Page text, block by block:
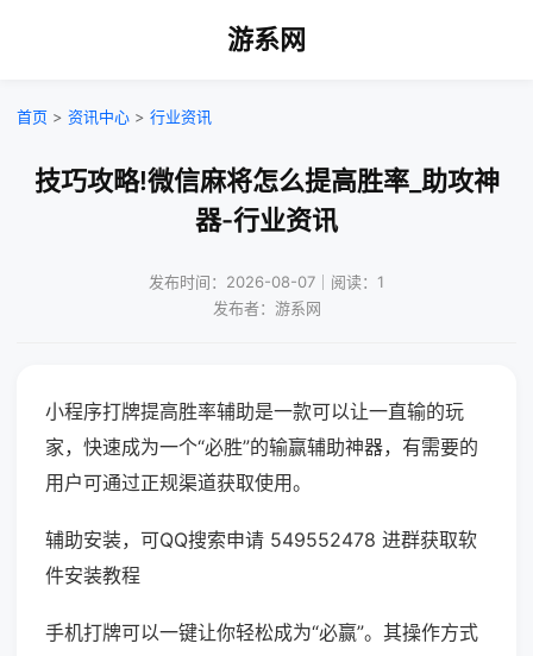
游系网
首页 > 资讯中心 > 行业资讯
技巧攻略!微信麻将怎么提高胜率_助攻神
器-行业资讯
发布时间：2026-08-07｜阅读：1
发布者：游系网
小程序打牌提高胜率辅助是一款可以让一直输的玩
家，快速成为一个“必胜”的输赢辅助神器，有需要的
用户可通过正规渠道获取使用。
辅助安装，可QQ搜索申请 549552478 进群获取软
件安装教程
手机打牌可以一键让你轻松成为“必赢”。其操作方式